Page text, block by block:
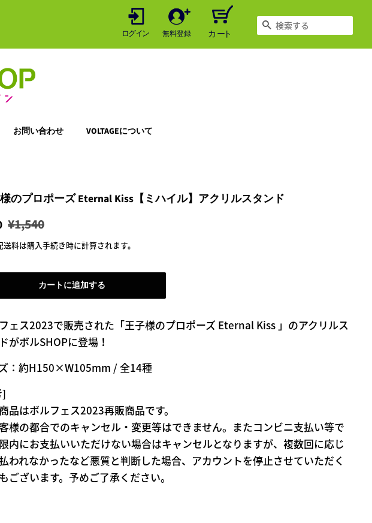
検索する
お問い合わせ VOLTAGEについて
のプロポーズ Eternal Kiss【ミハイル】アクリルスタンド
販
売
格
¥1,540
送料は購入手続き時に計算されます。
カートに追加する
ェス2023で販売された「王子様のプロポーズ Eternal Kiss 」のアクリルス
がボルSHOPに登場！
：約H150×W105mm / 全14種
]
品はボルフェス2023再販商品です。
様の都合でのキャンセル・変更等はできません。またコンビニ支払い等で
内にお支払いいただけない場合はキャンセルとなりますが、複数回に応じ
われなかったなど悪質と判断した場合、アカウントを停止させていただく
ございます。予めご了承ください。